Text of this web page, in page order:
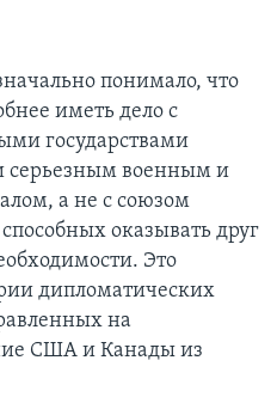
понимало, что
иметь дело с
государствами
серьезным военным и
а не с союзом
оказывать друг
Это
дипломатических
на
США и Канады из